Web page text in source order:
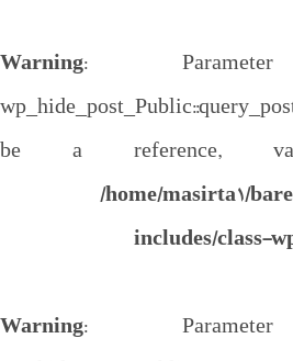
Warning:
be a reference,
/home/masirta1/
includes/class-
Warning: